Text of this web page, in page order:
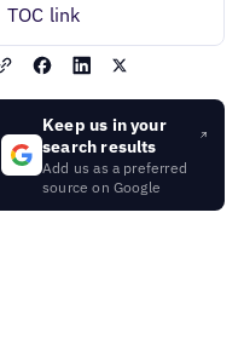
TOC link
Keep us in your
search results
Add us as a preferred
source on Google